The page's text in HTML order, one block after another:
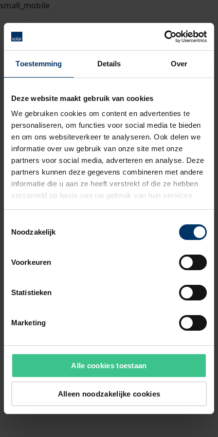
Toestemming Details Over
Deze website maakt gebruik van cookies
We gebruiken cookies om content en advertenties te
personaliseren, om functies voor social media te bieden
en om ons websiteverkeer te analyseren. Ook delen we
informatie over uw gebruik van onze site met onze
partners voor social media, adverteren en analyse. Deze
partners kunnen deze gegevens combineren met andere
informatie die u aan ze heeft verstrekt of die ze hebben
verzameld op basis van uw gebruik van hun services.
Noodzakelijk
Voorkeuren
Statistieken
Marketing
Alle cookies toestaan
Alleen noodzakelijke cookies